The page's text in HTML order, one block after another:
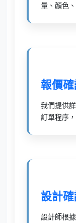
量、顏色
報價
我們提供
訂單程序
設計
設計師根